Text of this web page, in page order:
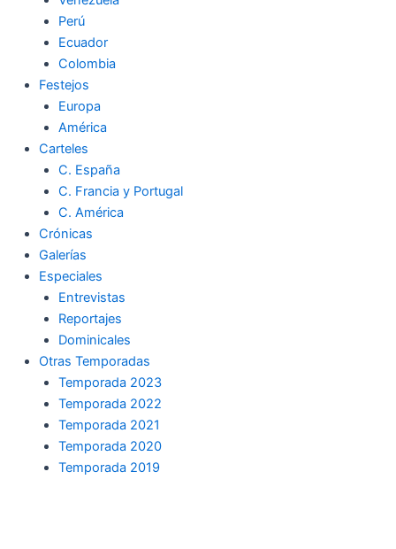
Perú
Ecuador
Colombia
Festejos
Europa
América
Carteles
C. España
C. Francia y Portugal
C. América
Crónicas
Galerías
Especiales
Entrevistas
Reportajes
Dominicales
Otras Temporadas
Temporada 2023
Temporada 2022
Temporada 2021
Temporada 2020
Temporada 2019